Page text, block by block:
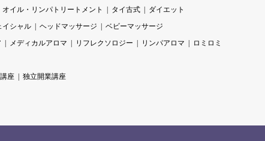
オイル・リンパトリートメント タイ古式
ダイエット
イシャル ヘッドマッサージ
ベビーマッサージ
メディカルアロマ リフレクソロジー リンパアロマ
ロミロミ
座 独立開業講座